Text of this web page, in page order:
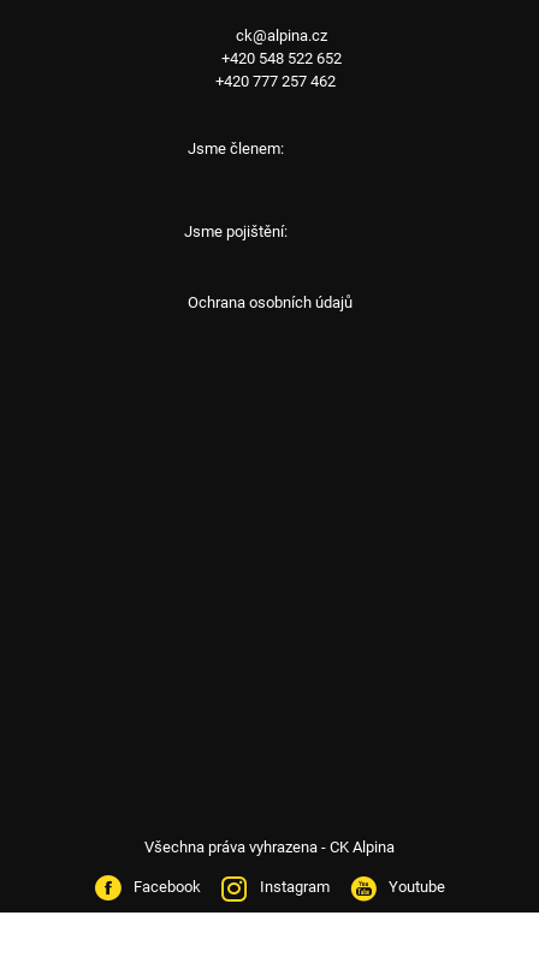
ck@alpina.cz
+420 548 522 652
+420 777 257 462
Jsme členem:
Jsme pojištění:
Ochrana osobních údajů
Všechna práva vyhrazena - CK Alpina
Facebook Instagram Youtube